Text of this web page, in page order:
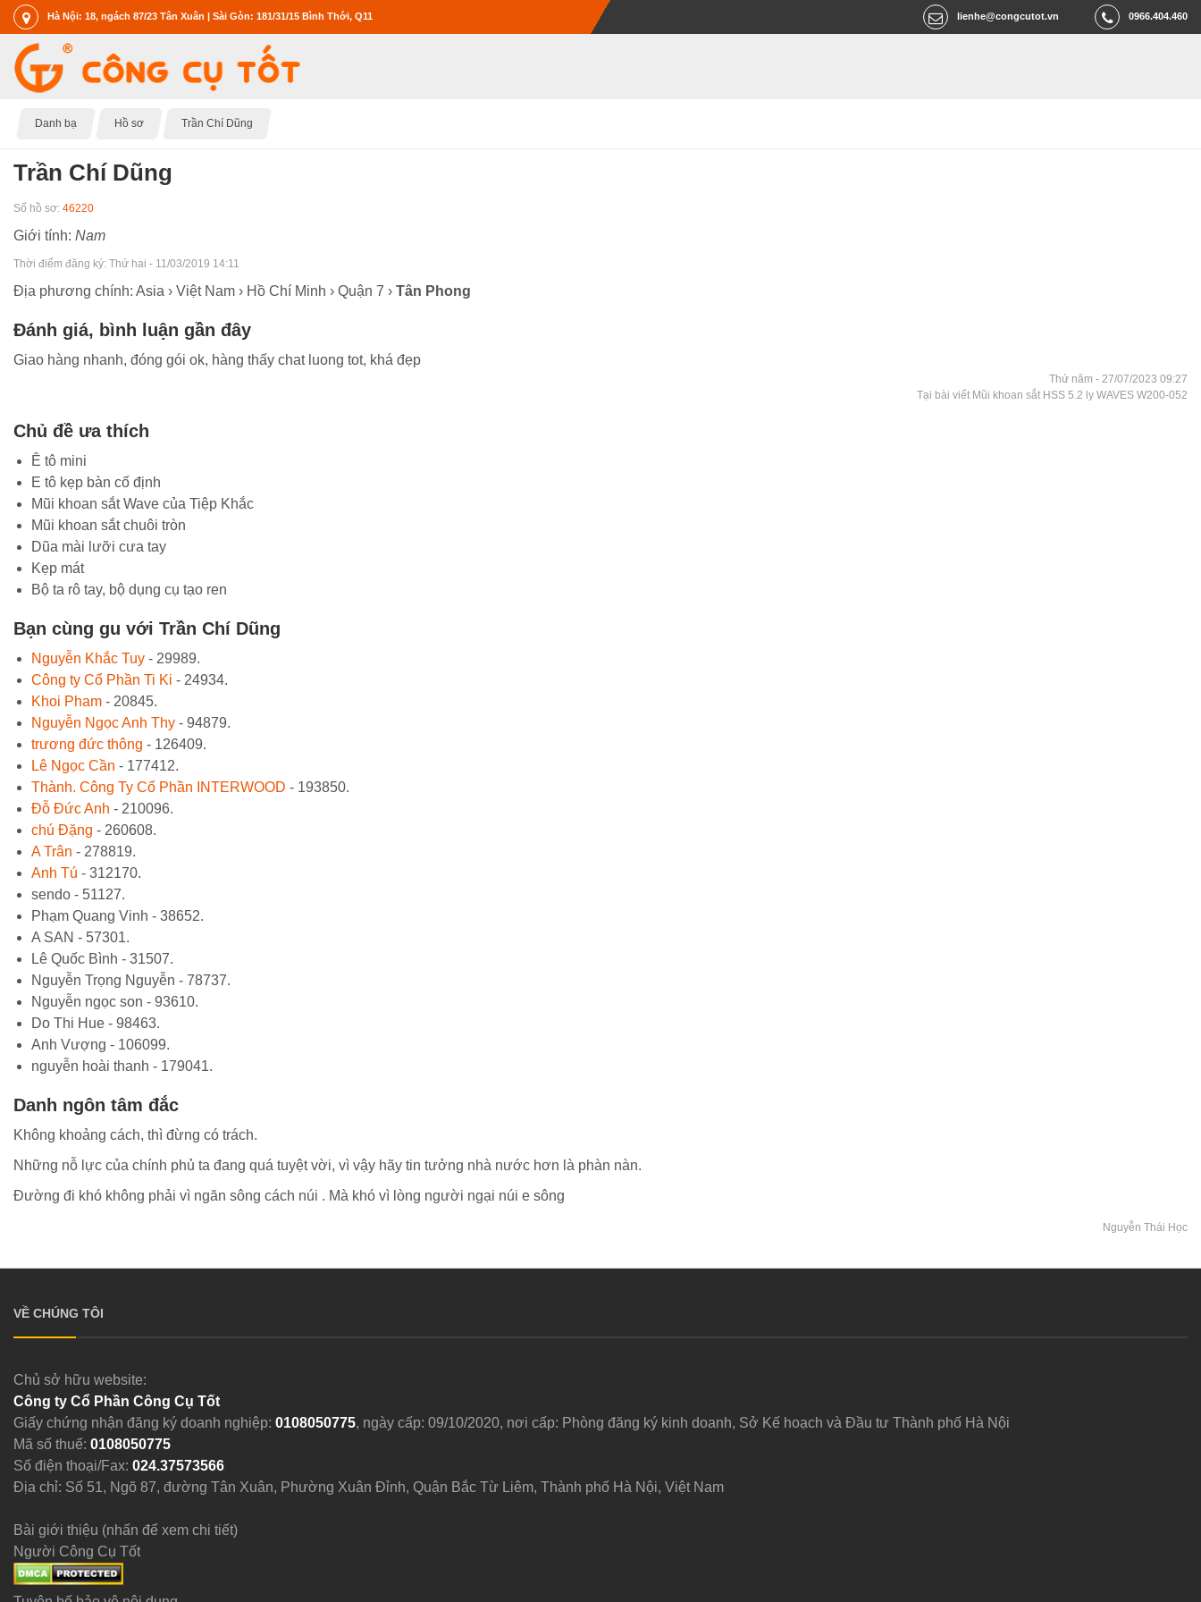
Hà Nội: 18, ngách 87/23 Tân Xuân | Sài Gòn: 181/31/15 Bình Thới, Q11 0966.404.460
lienhe@congcutot.vn
Danh bạ Hồ sơ Trần Chí Dũng
Trần Chí Dũng
Số hồ sơ: 46220
Giới tính: Nam
Thời điểm đăng ký: Thứ hai - 11/03/2019 14:11
Địa phương chính: Asia › Việt Nam › Hồ Chí Minh › Quận 7 › Tân Phong
Đánh giá, bình luận gần đây
Giao hàng nhanh, đóng gói ok, hàng thấy chat luong tot, khá đẹp
Thứ năm - 27/07/2023 09:27
Tại bài viết Mũi khoan sắt HSS 5.2 ly WAVES W200-052
Chủ đề ưa thích
Ê tô mini
E tô kẹp bàn cố định
Mũi khoan sắt Wave của Tiệp Khắc
Mũi khoan sắt chuôi tròn
Dũa mài lưỡi cưa tay
Kẹp mát
Bộ ta rô tay, bộ dụng cụ tạo ren
Bạn cùng gu với Trần Chí Dũng
Nguyễn Khắc Tuy - 29989.
Công ty Cổ Phần Ti Ki - 24934.
Khoi Pham - 20845.
Nguyễn Ngọc Anh Thy - 94879.
trương đức thông - 126409.
Lê Ngọc Cần - 177412.
Thành. Công Ty Cổ Phần INTERWOOD - 193850.
Đỗ Đức Anh - 210096.
chú Đặng - 260608.
A Trân - 278819.
Anh Tú - 312170.
sendo - 51127.
Phạm Quang Vinh - 38652.
A SAN - 57301.
Lê Quốc Bình - 31507.
Nguyễn Trọng Nguyễn - 78737.
Nguyễn ngọc son - 93610.
Do Thi Hue - 98463.
Anh Vượng - 106099.
nguyễn hoài thanh - 179041.
Danh ngôn tâm đắc
Không khoảng cách, thì đừng có trách.
Những nỗ lực của chính phủ ta đang quá tuyệt vời, vì vậy hãy tin tưởng nhà nước hơn là phàn nàn.
Đường đi khó không phải vì ngăn sông cách núi . Mà khó vì lòng người ngại núi e sông
Nguyễn Thái Học
VỀ CHÚNG TÔI
Chủ sở hữu website:
Công ty Cổ Phần Công Cụ Tốt
Giấy chứng nhận đăng ký doanh nghiệp: 0108050775, ngày cấp: 09/10/2020, nơi cấp: Phòng đăng ký kinh doanh, Sở Kế hoạch và Đầu tư Thành phố Hà Nội
Mã số thuế: 0108050775
Số điện thoại/Fax: 024.37573566
Địa chỉ: Số 51, Ngõ 87, đường Tân Xuân, Phường Xuân Đỉnh, Quận Bắc Từ Liêm, Thành phố Hà Nội, Việt Nam
Bài giới thiệu (nhấn để xem chi tiết)
Người Công Cụ Tốt